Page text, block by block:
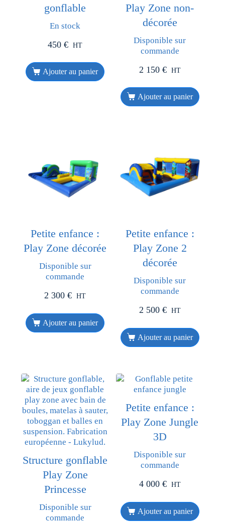
gonflable
En stock
450€ HT
Ajouter au panier
Play Zone non-
décorée
Disponible sur
commande
2 150 € HT
Ajouter au panier
Petite enfance :
Play Zone décorée
Disponible sur
commande
2 300€ HT
Ajouter au panier
Petite enfance :
Play Zone 2
décorée
Disponible sur
commande
2 500 € HT
Ajouter au panier
Structure gonflable
Play Zone
Princesse
Disponible sur
commande
Petite enfance :
Play Zone Jungle
3D
Disponible sur
commande
4 000 € HT
Ajouter au panier